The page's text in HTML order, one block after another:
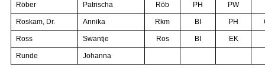
Röber Patrischa Röb PH PW
Roskam, Dr. Annika Rkm BI PH
Ross Swantje Ros BI EK
Runde Johanna